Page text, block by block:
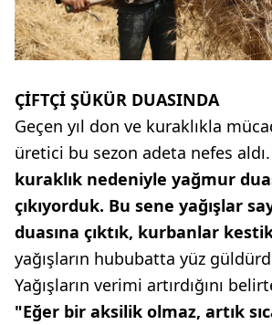
ÇİFTÇİ ŞÜKÜR DUASINDA
Geçen yıl don ve kuraklıkla
üretici bu sezon adeta nefes aldı.
kuraklık nedeniyle yağmur
çıkıyorduk. Bu sene yağışlar
duasına çıktık, kurbanlar
yağışların hububatta yüz
Yağışların verimi artırdığını
"Eğer bir aksilik olmaz, artık